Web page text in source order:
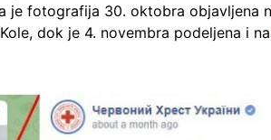
je fotografija 30. oktobra objavljena
dok je 4. novembra podeljena i na